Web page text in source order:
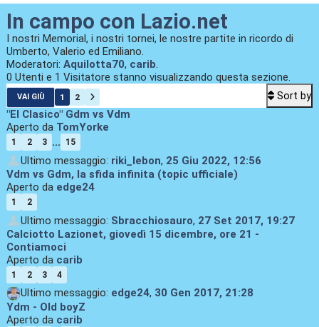
In campo con Lazio.net
I nostri Memorial, i nostri tornei, le nostre partite in ricordo di
Umberto, Valerio ed Emiliano.
Moderatori: Aquilotta70, carib.
0 Utenti e 1 Visitatore stanno visualizzando questa sezione.
VAI GIÙ 1 2
Sort by
"El Clasico" Gdm vs Vdm
Aperto da TomYorke
1 2 3 ... 15
Ultimo messaggio: riki_lebon, 25 Giu 2022, 12:56
Vdm vs Gdm, la sfida infinita (topic ufficiale)
Aperto da edge24
1 2
Ultimo messaggio: Sbracchiosauro, 27 Set 2017, 19:27
Calciotto Lazionet, giovedì 15 dicembre, ore 21 -
Contiamoci
Aperto da carib
1 2 3 4
Ultimo messaggio: edge24, 30 Gen 2017, 21:28
Ydm - Old boyZ
Aperto da carib